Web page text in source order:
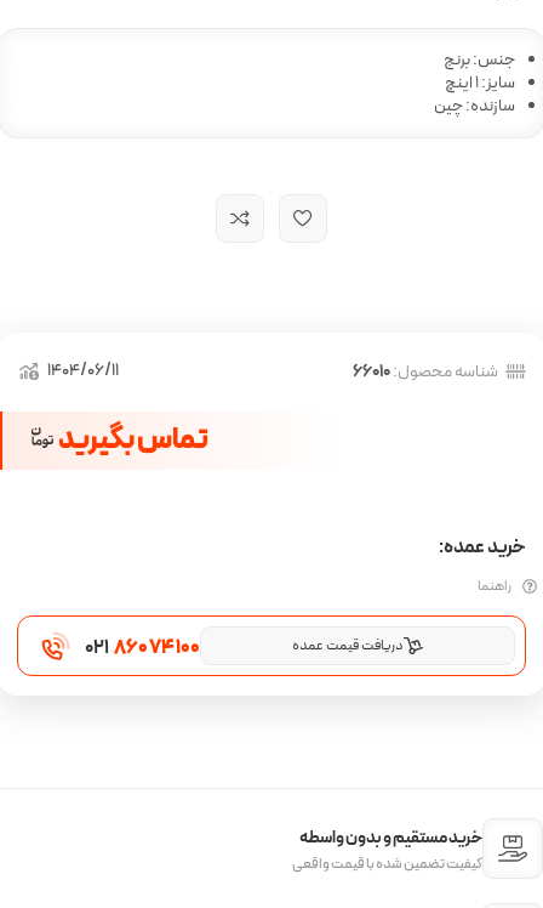
جنس: برنج
سایز: 1 اینچ
سازنده: چین
شناسه محصول:66010
1404/06/11
تماس بگیرید
خرید عمده:
راهنما
دریافت قیمت عمده 021 860 74 100
خرید مستقیم و بدون واسطه
کیفیت تضمین شده با قیمت واقعی